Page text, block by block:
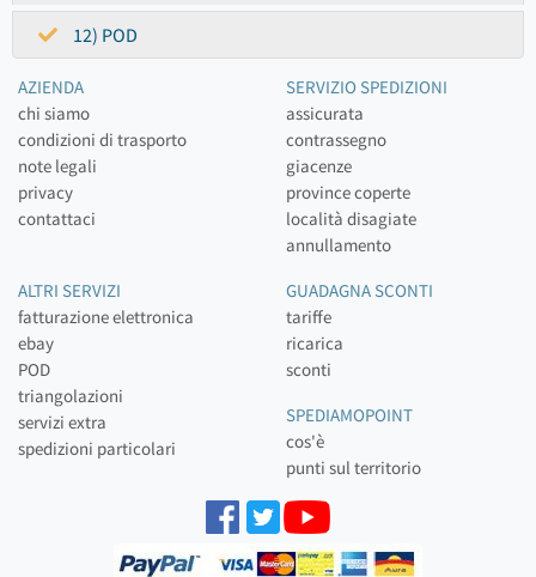
12) POD
AZIENDA
chi siamo
condizioni di trasporto
note legali
privacy
contattaci
SERVIZIO SPEDIZIONI
assicurata
contrassegno
giacenze
province coperte
località disagiate
annullamento
ALTRI SERVIZI
fatturazione elettronica
ebay
POD
triangolazioni
servizi extra
spedizioni particolari
GUADAGNA SCONTI
tariffe
ricarica
sconti
SPEDIAMOPOINT
cos'è
punti sul territorio